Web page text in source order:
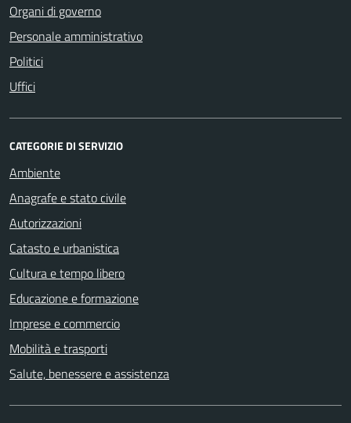
Organi di governo
Personale amministrativo
Politici
Uffici
CATEGORIE DI SERVIZIO
Ambiente
Anagrafe e stato civile
Autorizzazioni
Catasto e urbanistica
Cultura e tempo libero
Educazione e formazione
Imprese e commercio
Mobilità e trasporti
Salute, benessere e assistenza